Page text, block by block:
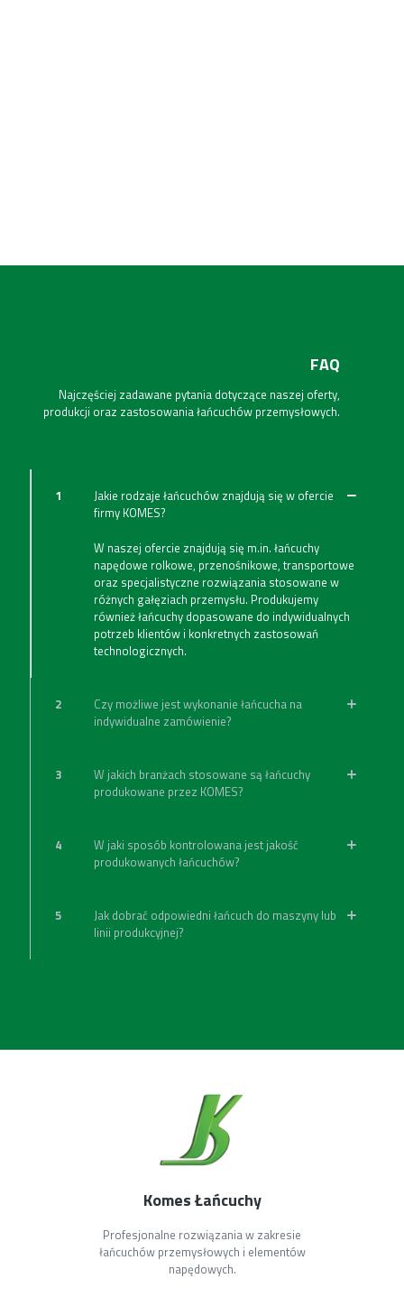
FAQ
Najczęściej zadawane pytania dotyczące naszej oferty,
produkcji oraz zastosowania łańcuchów przemysłowych.
1
Jakie rodzaje łańcuchów znajdują się w ofercie
firmy KOMES?
W naszej ofercie znajdują się m.in. łańcuchy
napędowe rolkowe, przenośnikowe, transportowe
oraz specjalistyczne rozwiązania stosowane w
różnych gałęziach przemysłu. Produkujemy
również łańcuchy dopasowane do indywidualnych
potrzeb klientów i konkretnych zastosowań
technologicznych.
2
Czy możliwe jest wykonanie łańcucha na
indywidualne zamówienie?
3
W jakich branżach stosowane są łańcuchy
produkowane przez KOMES?
4
W jaki sposób kontrolowana jest jakość
produkowanych łańcuchów?
5
Jak dobrać odpowiedni łańcuch do maszyny lub
linii produkcyjnej?
Komes Łańcuchy
Profesjonalne rozwiązania w zakresie
łańcuchów przemysłowych i elementów
napędowych.